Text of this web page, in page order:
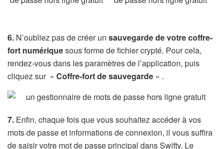
6. N’oubliez pas de créer un sauvegarde de votre coffre-
fort numériquesous forme de fichier crypté. Pour cela,
rendez-vous dans les paramètres de l’application, puis
cliquez sur » Coffre-fort de sauvegarde « .
7. Enfin, chaque fois que vous souhaitez accéder à vos
mots de passe et informations de connexion, il vous suffira
de saisir votre mot de passe principal dans Swifty. Le